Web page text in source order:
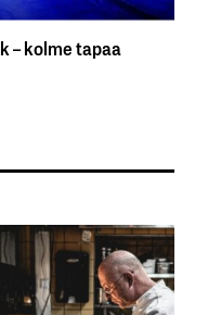
– kolme tapaa